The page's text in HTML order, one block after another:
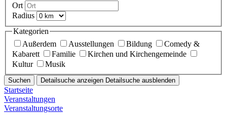
Ort
Radius
Kategorien
Außerdem
Ausstellungen Bildung
Comedy &
Kabarett
Familie
Kirchen und Kirchengemeinde
Kultur
Musik
Suchen Detailsuche anzeigen Detailsuche ausblenden
Startseite
Veranstaltungen
Veranstaltungsorte